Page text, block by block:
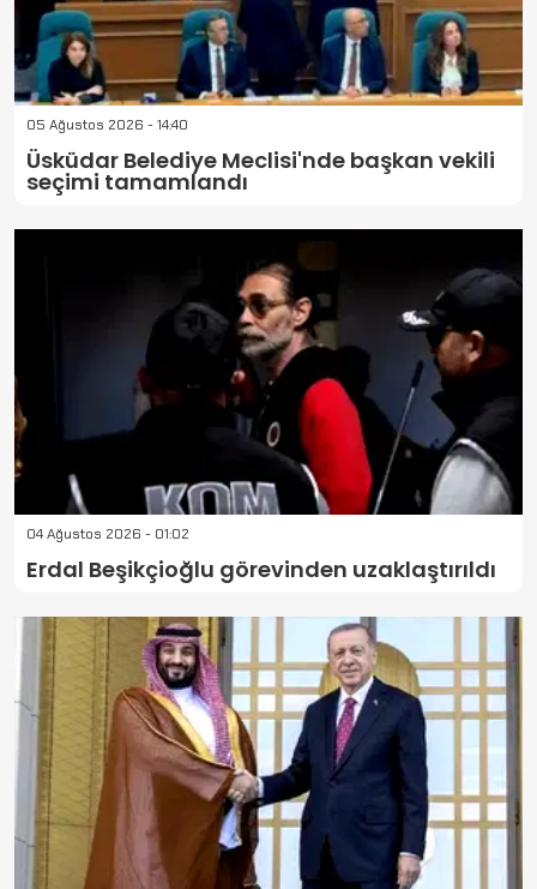
05 Ağustos 2026 - 14:40
Üsküdar Belediye Meclisi'nde başkan vekili
seçimi tamamlandı
04 Ağustos 2026 - 01:02
Erdal Beşikçioğlu görevinden uzaklaştırıldı